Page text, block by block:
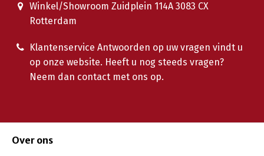
Winkel/Showroom Zuidplein 114A 3083 CX
Rotterdam
Klantenservice Antwoorden op uw vragen vindt u
op onze website. Heeft u nog steeds vragen?
Neem dan contact met ons op.
Over ons